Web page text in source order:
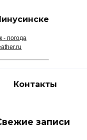
- погода
Контакты
записи